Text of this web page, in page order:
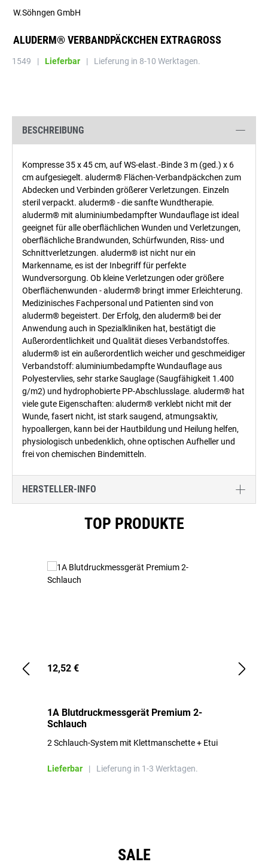
ALUDERM® VERBANDPÄCKCHEN EXTRAGROSS
W.Söhngen GmbH
1549 | Lieferbar | Lieferung in 8-10 Werktagen.
BESCHREIBUNG
Kompresse 35 x 45 cm, auf WS-elast.-Binde 3 m (ged.) x 6
cm aufgesiegelt. aluderm® Flächen-Verbandpäckchen zum
Abdecken und Verbinden größerer Verletzungen. Einzeln
steril verpackt. aluderm® - die sanfte Wundtherapie.
aluderm® mit aluminiumbedampfter Wundauflage ist ideal
geeignet für alle oberflächlichen Wunden und Verletzungen,
oberflächliche Brandwunden, Schürfwunden, Riss- und
Schnittverletzungen. aluderm® ist nicht nur ein
Markenname, es ist der Inbegriff für perfekte
Wundversorgung. Ob kleine Verletzungen oder größere
Oberflächenwunden - aluderm® bringt immer Erleichterung.
Medizinisches Fachpersonal und Patienten sind von
aluderm® begeistert. Der Erfolg, den aluderm® bei der
Anwendung auch in Spezialkliniken hat, bestätigt die
Außerordentlichkeit und Qualität dieses Verbandstoffes.
aluderm® ist ein außerordentlich weicher und geschmeidiger
Verbandstoff: aluminiumbedampfte Wundauflage aus
Polyestervlies, sehr starke Sauglage (Saugfähigkeit 1.400
g/m2) und hydrophobierte PP-Abschlusslage. aluderm® hat
viele gute Eigenschaften: aluderm® verklebt nicht mit der
Wunde, fasert nicht, ist stark saugend, atmungsaktiv,
hypoallergen, kann bei der Hautbildung und Heilung helfen,
physiologisch unbedenklich, ohne optischen Aufheller und
frei von chemischen Bindemitteln.
HERSTELLER-INFO
TOP PRODUKTE
12,52 €
1A Blutdruckmessgerät Premium 2-
Schlauch
2 Schlauch-System mit Klettmanschette + Etui
Lieferbar | Lieferung in 1-3 Werktagen.
SALE